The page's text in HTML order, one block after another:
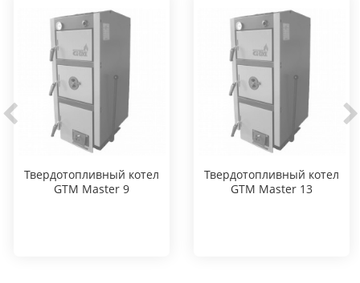
Твердотопливный котел
GTM Master 9
Твердотопливный котел
GTM Master 13